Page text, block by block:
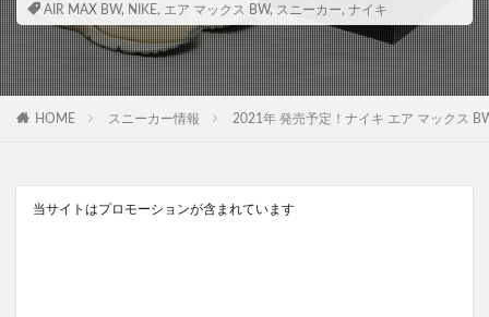
AIR MAX BW, NIKE, エア マックス BW, スニーカー, ナイキ
HOME スニーカー情報 2021年 発売予定！ナイキ エア マックス
当サイトはプロモーションが含まれています